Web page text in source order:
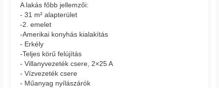
A lakás főbb jellemzői:
- 31 m² alapterület
-2. emelet
-Amerikai konyhás kialakítás
- Erkély
-Teljes körű felújítás
- Villanyvezeték csere, 2×25 A
- Vízvezeték csere
- Műanyag nyílászárók